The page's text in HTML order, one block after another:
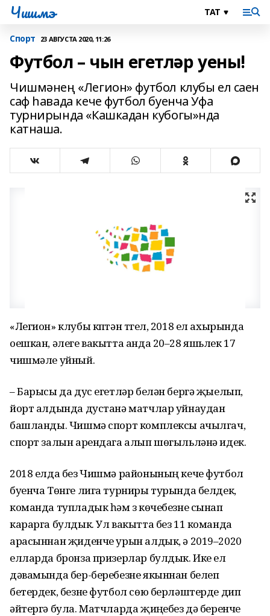
Чишмэ
Спорт 23 АВГУСТА 2020, 11:26
Футбол – чын егетләр уены!
Чишмәнең «Легион» футбол клубы ел саен
саф һавада кече футбол буенча Уфа
турнирында «Кашкадан кубогы»нда
катнаша.
«Легион» клубы күптән түгел, 2018 ел ахырында
оешкан, әлеге вакытта анда 20–28 яшьлек 17
чишмәле уйный.
– Барысы да дус егетләр белән бергә җыелып,
йорт алдында дустанә матчлар уйнаудан
башланды. Чишмә спорт комплексы ачылгач,
спорт залын арендага алып шөгыльләнә идек.
2018 елда без Чишмә районының кече футбол
буенча Төнге лига турниры турында белдек,
команда тупладык һәм үз көчебезне сынап
карарга булдык. Ул вакытта без 11 команда
арасыннан җиденче урын алдык, ә 2019–2020
елларда бронза призерлар булдык. Ике ел
дәвамында бер-беребезне якыннан белеп
бетердек, безне футбол сөю берләштерде дип
әйтергә була. Матчларда җиңүебез дә беренче